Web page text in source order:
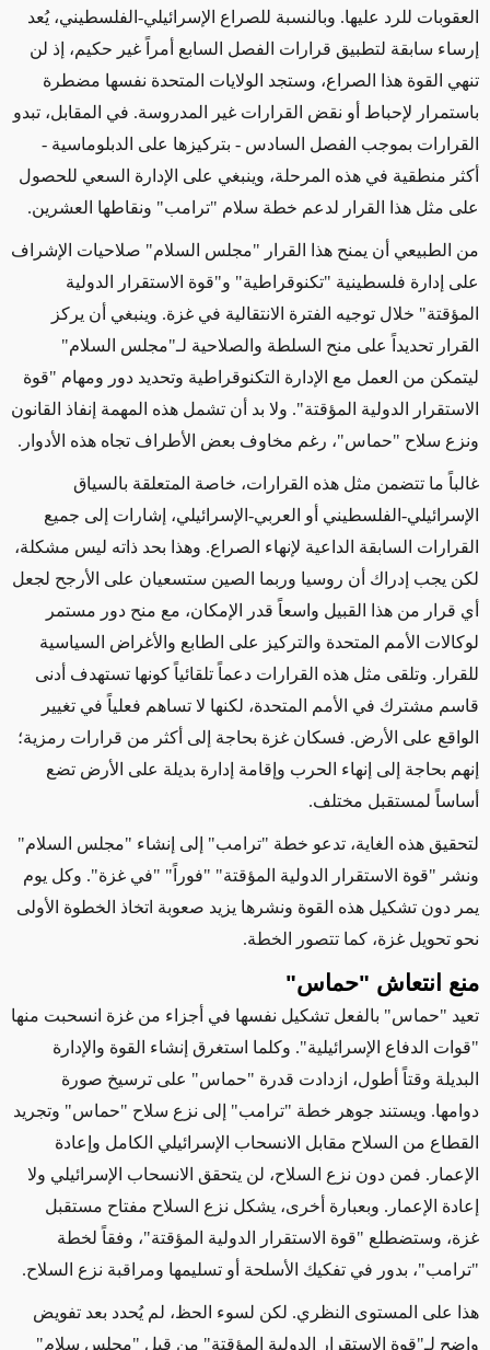
العقوبات للرد عليها. وبالنسبة للصراع الإسرائيلي-الفلسطيني، يُعد
إرساء سابقة لتطبيق قرارات الفصل السابع أمراً غير حكيم، إذ لن
تنهي القوة هذا الصراع، وستجد الولايات المتحدة نفسها مضطرة
باستمرار لإحباط أو نقض القرارات غير المدروسة. في المقابل، تبدو
القرارات بموجب الفصل السادس - بتركيزها على الدبلوماسية -
أكثر منطقية في هذه المرحلة، وينبغي على الإدارة السعي للحصول
على مثل هذا القرار لدعم خطة سلام "ترامب" ونقاطها العشرين.
من الطبيعي أن يمنح هذا القرار "مجلس السلام" صلاحيات الإشراف
على إدارة فلسطينية "تكنوقراطية" و"قوة الاستقرار الدولية
المؤقتة" خلال توجيه الفترة الانتقالية في غزة. وينبغي أن يركز
القرار تحديداً على منح السلطة والصلاحية لـ"مجلس السلام"
ليتمكن من العمل مع الإدارة التكنوقراطية وتحديد دور ومهام "قوة
الاستقرار الدولية المؤقتة". ولا بد أن تشمل هذه المهمة إنفاذ القانون
ونزع سلاح "حماس"، رغم مخاوف بعض الأطراف تجاه هذه الأدوار .
غالباً ما تتضمن مثل هذه القرارات، خاصة المتعلقة بالسياق
الإسرائيلي-الفلسطيني أو العربي-الإسرائيلي، إشارات إلى جميع
القرارات السابقة الداعية لإنهاء الصراع. وهذا بحد ذاته ليس مشكلة،
لكن يجب إدراك أن روسيا وربما الصين ستسعيان على الأرجح لجعل
أي قرار من هذا القبيل واسعاً قدر الإمكان، مع منح دور مستمر
لوكالات الأمم المتحدة والتركيز على الطابع والأغراض السياسية
للقرار. وتلقى مثل هذه القرارات دعماً تلقائياً كونها تستهدف أدنى
قاسم مشترك في الأمم المتحدة، لكنها لا تساهم فعلياً في تغيير
الواقع على الأرض. فسكان غزة بحاجة إلى أكثر من قرارات رمزية؛
إنهم بحاجة إلى إنهاء الحرب وإقامة إدارة بديلة على الأرض تضع
أساساً لمستقبل مختلف.
لتحقيق هذه الغاية، تدعو خطة "ترامب" إلى إنشاء "مجلس السلام"
ونشر "قوة الاستقرار الدولية المؤقتة" "فوراً" "في غزة". وكل يوم
يمر دون تشكيل هذه القوة ونشرها يزيد صعوبة اتخاذ الخطوة الأولى
نحو تحويل غزة، كما تتصور الخطة.
منع انتعاش "حماس"
تعيد "حماس" بالفعل تشكيل نفسها في أجزاء من غزة انسحبت منها
"قوات الدفاع الإسرائيلية". وكلما استغرق إنشاء القوة والإدارة
البديلة وقتاً أطول، ازدادت قدرة "حماس" على ترسيخ صورة
دوامها. ويستند جوهر خطة "ترامب" إلى نزع سلاح "حماس" وتجريد
القطاع من السلاح مقابل الانسحاب الإسرائيلي الكامل وإعادة
الإعمار. فمن دون نزع السلاح، لن يتحقق الانسحاب الإسرائيلي ولا
إعادة الإعمار. وبعبارة أخرى، يشكل نزع السلاح مفتاح مستقبل
غزة، وستضطلع "قوة الاستقرار الدولية المؤقتة"، وفقاً لخطة
"ترامب"، بدور في تفكيك الأسلحة أو تسليمها ومراقبة نزع السلاح.
هذا على المستوى النظري. لكن لسوء الحظ، لم يُحدد بعد تفويض
واضح لـ"قوة الاستقرار الدولية المؤقتة" من قبل "مجلس سلام"